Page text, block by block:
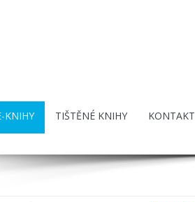
KNIHY TIŠTĚNÉ KNIHY KONTAKT